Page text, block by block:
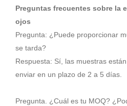
Preguntas frecuentes sobre la
ojos
Pregunta: ¿Puede proporcionar
se tarda?
Respuesta: Sí, las muestras
enviar en un plazo de 2 a 5 días.
Pregunta. ¿Cuál es tu MOQ?